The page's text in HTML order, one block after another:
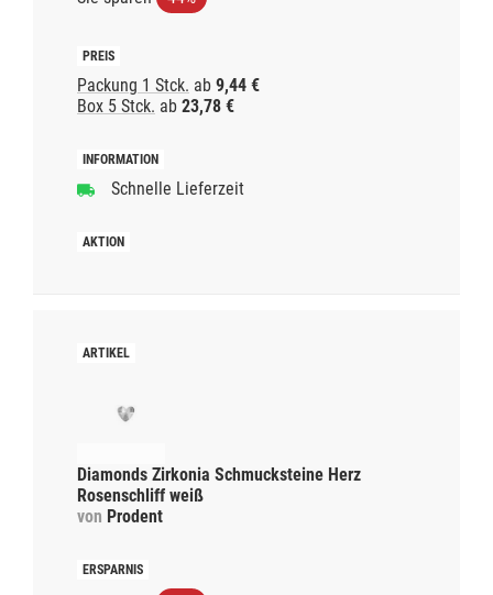
Packung 1 Stck. ab 9,44 €
Box 5 Stck. ab 23,78 €
Schnelle Lieferzeit
Diamonds Zirkonia Schmucksteine Herz
Rosenschliff weiß
von Prodent